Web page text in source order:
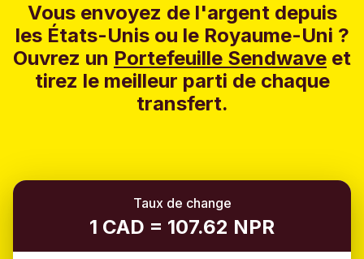
Vous envoyez de l'argent depuis
les États-Unis ou le Royaume-Uni ?
Ouvrez un Portefeuille Sendwave et
tirez le meilleur parti de chaque
transfert.
Taux de change
1 CAD = 107.62 NPR